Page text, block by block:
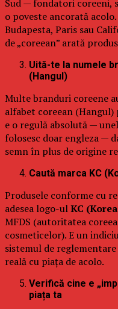
Sud — fondatori coreeni,
o poveste ancorată
Budapesta, Paris sau
de „coreean” arată
Uită-te la numele
(Hangul)
Multe branduri coreene
alfabet coreean
e o regulă absolută —
folosesc doar engleza —
semn în plus de origine
Caută marca KC
Produsele conforme cu
adesea logo-ulKC
MFDS (autoritatea
cosmeticelor). E un
sistemul de
reală cu piața de acolo.
Verifică cine e
piața ta